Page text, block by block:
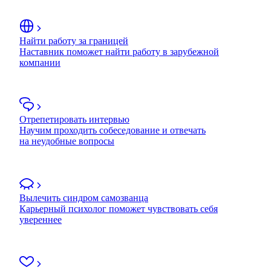
Найти работу за границей
Наставник поможет найти работу в зарубежной
компании
Отрепетировать интервью
Научим проходить собеседование и отвечать
на неудобные вопросы
Вылечить синдром самозванца
Карьерный психолог поможет чувствовать себя
увереннее